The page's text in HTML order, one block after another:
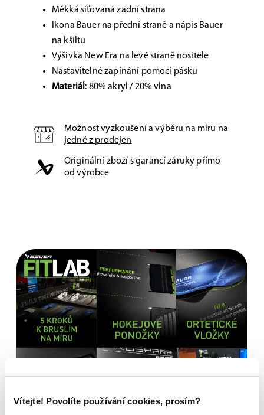
Vítejte! Povolíte používání cookies, prosím?
Měkká síťovaná zadní strana
Ikona Bauer na přední straně a nápis Bauer
na kšiltu
Výšivka New Era na levé straně nositele
Nastavitelné zapínání pomocí pásku
Materiál : 80% akryl / 20% vlna
Možnost vyzkoušení a výběru na míru na
jedné z prodejen
Originální zboží s garancí záruky přímo
od výrobce